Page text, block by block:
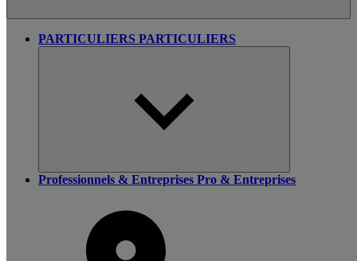
PARTICULIERS PARTICULIERS
Professionnels & Entreprises Pro & Entreprises